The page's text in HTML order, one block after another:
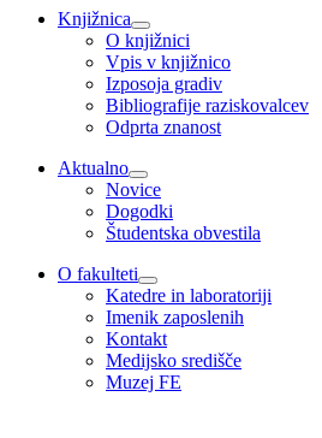
Knjižnica
O knjižnici
Vpis v knjižnico
Izposoja gradiv
Bibliografije raziskovalcev
Odprta znanost
Aktualno
Novice
Dogodki
Študentska obvestila
O fakulteti
Katedre in laboratoriji
Imenik zaposlenih
Kontakt
Medijsko središče
Muzej FE